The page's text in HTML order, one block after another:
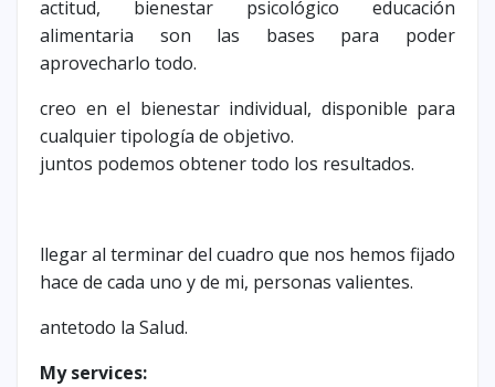
actitud, bienestar psicológico educación
alimentaria son las bases para poder
aprovecharlo todo.
creo en el bienestar individual, disponible para
cualquier tipología de objetivo.
juntos podemos obtener todo los resultados.
llegar al terminar del cuadro que nos hemos fijado
hace de cada uno y de mi, personas valientes.
antetodo la Salud.
My services: